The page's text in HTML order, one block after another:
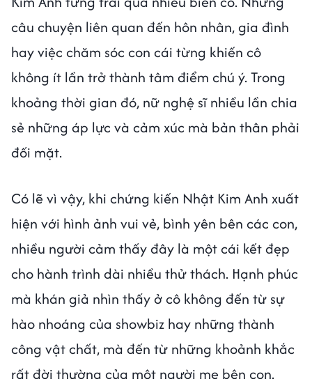
câu chuyện liên quan đến hôn nhân, gia đình
hay việc chăm sóc con cái từng khiến cô
không ít lần trở thành tâm điểm chú ý. Trong
khoảng thời gian đó, nữ nghệ sĩ nhiều lần chia
sẻ những áp lực và cảm xúc mà bản thân phải
đối mặt.
Có lẽ vì vậy, khi chứng kiến Nhật Kim Anh xuất
hiện với hình ảnh vui vẻ, bình yên bên các con,
nhiều người cảm thấy đây là một cái kết đẹp
cho hành trình dài nhiều thử thách. Hạnh phúc
mà khán giả nhìn thấy ở cô không đến từ sự
hào nhoáng của showbiz hay những thành
công vật chất, mà đến từ những khoảnh khắc
rất đời thường của một người mẹ bên con.